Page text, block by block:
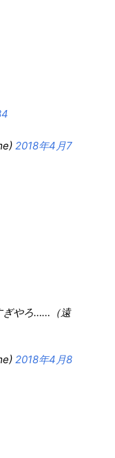
2018年4月7
ぎやろ……（遠
2018年4月8